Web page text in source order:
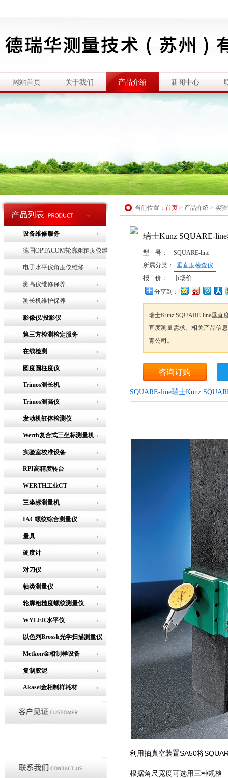
网站首页 关于我们 产品介绍 新闻中心
设备维修服务
德国OPTACOM轮廓粗糙度仪维
修
电子水平仪角度仪维修
测高仪维修保养
测长机维护保养
影像仪/投影仪
第三方检测检定服务
在线检测
圆度圆柱度仪
Trimos测长机
Trimos测高仪
发动机缸体检测仪
Werth复合式三坐标测量机
实验室校准设备
RPI高精度转台
WERTH工业CT
三坐标测量机
IAC螺纹综合测量仪
量具
硬度计
对刀仪
轴类测量仪
轮廓粗糙度螺纹测量仪
WYLER水平仪
以色列Brossh光学扫描测量仪
Metkon金相制样设备
复制胶泥
Akasel金相制样耗材
当前位置： 首页 > 产品介绍 > 实
瑞士Kunz SQUARE-
型 号：
SQUARE-line
所属分类：
垂直度检查仪
报 价：
市场价:
分享到：
瑞士Kunz SQUARE-line垂直
直度测量需求。相关产品信
青公司。
咨询订购
SQUARE-line瑞士Kunz
利用抽真空装置SA50将
根据角尺宽度可选用三种规格